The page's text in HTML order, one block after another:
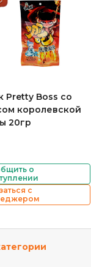
Pretty Boss со
королевской
20гр
о
с